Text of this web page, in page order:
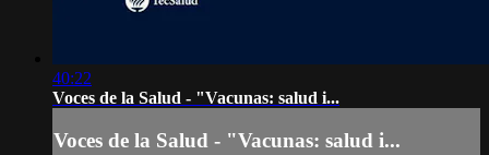
40:22
Voces de la Salud - "Vacunas: salud i...
Voces de la Salud - "Vacunas: salud i...